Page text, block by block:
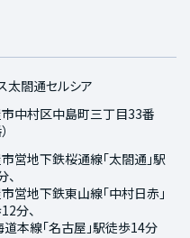
太閤通セルシア
中村区中島町三丁目33番
営地下鉄桜通線「太閤通」駅
営地下鉄東山線「中村日赤」
分、
本線「名古屋」駅徒歩14分